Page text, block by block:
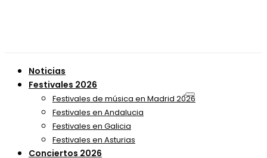
Noticias
Festivales 2026
Festivales de música en Madrid 2026
Festivales en Andalucia
Festivales en Galicia
Festivales en Asturias
Conciertos 2026